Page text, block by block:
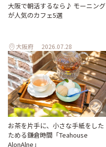
大阪で朝活するなら♪ モーニング
が人気のカフェ5選
大阪府 2026.07.28
お茶を片手に、小さな手紙をした
ためる鎌倉時間「Teahouse
AlonAlne」